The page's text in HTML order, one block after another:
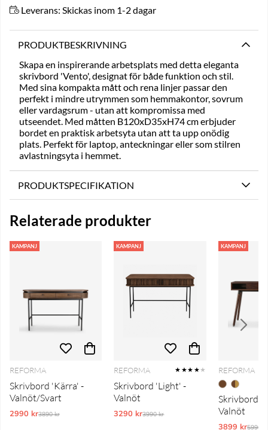
Leverans: Skickas inom 1-2 dagar
PRODUKTBESKRIVNING
Skapa en inspirerande arbetsplats med detta eleganta
skrivbord 'Vento', designat för både funktion och stil.
Med sina kompakta mått och rena linjer passar den
perfekt i mindre utrymmen som hemmakontor, sovrum
eller vardagsrum - utan att kompromissa med
utseendet. Med måtten B120xD35xH74 cm erbjuder
bordet en praktisk arbetsyta utan att ta upp onödig
plats. Perfekt för laptop, anteckningar eller som stilren
avlastningsyta i hemmet.
PRODUKTSPECIFIKATION
Relaterade produkter
KAMPANJ
REFORMA
Skrivbord 'Kärra' -
Valnöt/Svart
2990 krOrdinarie pris:
3890 kr
KAMPANJ
REFORMA ★★★★★
Skrivbord 'Light' -
Valnöt
3290 krOrdinarie pris:
3990 kr
KAMPANJ
REFORMA
Skrivbord
Valnöt
3899 kr5990 kr